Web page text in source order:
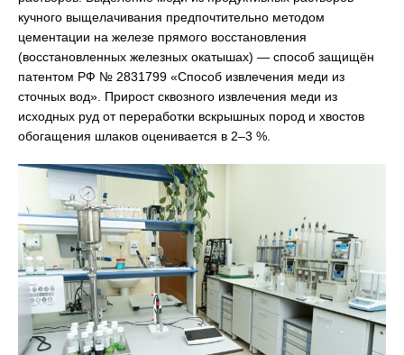
кучного выщелачивания предпочтительно методом
цементации на железе прямого восстановления
(восстановленных железных окатышах) — способ защищён
патентом РФ № 2831799 «Способ извлечения меди из
сточных вод». Прирост сквозного извлечения меди из
исходных руд от переработки вскрышных пород и хвостов
обогащения шлаков оценивается в 2–3 %.